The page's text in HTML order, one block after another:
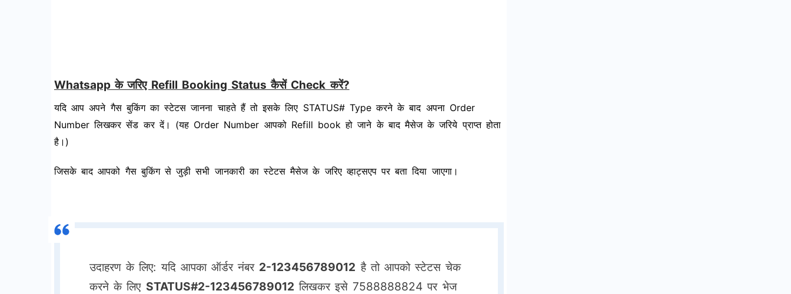
Whatsapp के जरिए Refill Booking Status कैसें Check करें?
यदि आप अपने गैस बुकिंग का स्टेटस जानना चाहते हैं तो इसके लिए STATUS# Type करने के बाद अपना Order
Number लिखकर सेंड कर दें। (यह Order Number आपको Refill book हो जाने के बाद मैसेज के जरिये प्राप्त होता
है।)
जिसके बाद आपको गैस बुकिंग से जुड़ी सभी जानकारी का स्टेटस मैसेज के जरिए व्हाट्सएप पर बता दिया जाएगा।
उदाहरण के लिए: यदि आपका ऑर्डर नंबर 2-123456789012 है तो आपको स्टेटस चेक
करने के लिए STATUS#2-123456789012 लिखकर इसे 7588888824 पर भेज